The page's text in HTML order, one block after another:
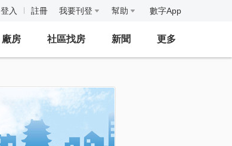
登入 註冊 我要刊登 幫助 數字App
廠房 社區找房 新聞 更多